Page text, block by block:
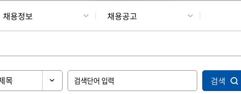
채용정보 채용공고
검색